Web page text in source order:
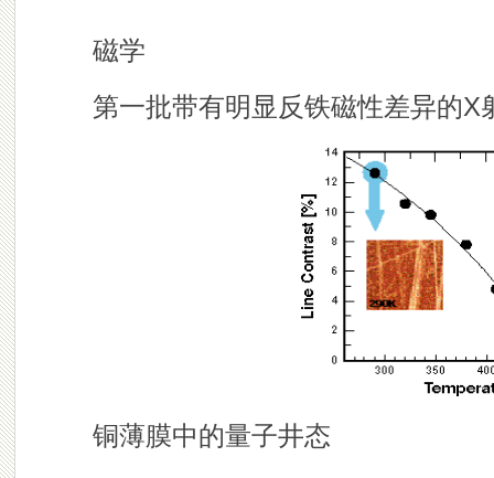
磁学
第一批带有明显反铁磁性差异的
铜薄膜中的量子井态